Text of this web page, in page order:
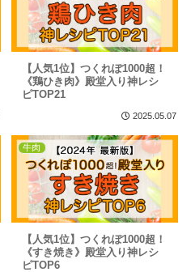
【人気1位】つくれぽ1000超！
《鶏ひき肉》殿堂入り神レシ
ピTOP21
2025.05.07
牛肉
【人気1位】つくれぽ1000超！
《すき焼き》殿堂入り神レシ
ピTOP6